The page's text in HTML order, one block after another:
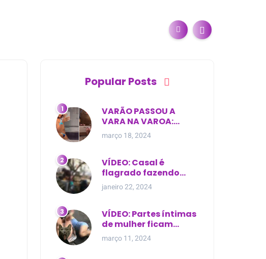
Popular Posts
VARÃO PASSOU A
VARA NA VAROA:
Esposa de pregador
evangélico descobre
extra-conjugal
março 18, 2024
VÍDEO: Casal é
flagrado fazendo
sexo dentro de
cemitério, em cima de
janeiro 22, 2024
VÍDEO: Partes íntimas
de mulher ficam
expostas durante
briga em Manaus
março 11, 2024